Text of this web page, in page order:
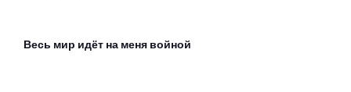
Весь мир идёт на меня войной